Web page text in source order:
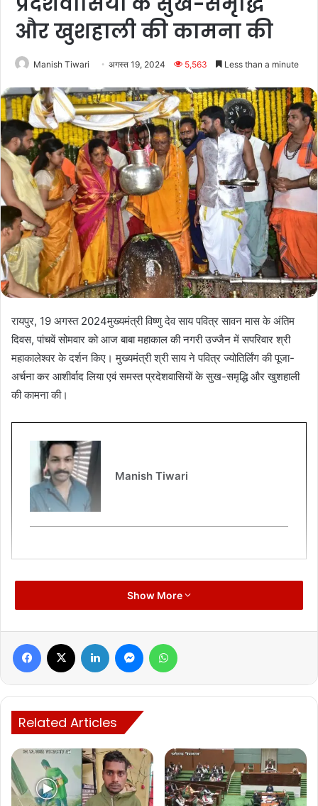
और खुशहाली की कामना की
Manish Tiwari अगस्त 19, 2024 5,563 Less than a minute
रायपुर, 19 अगस्त 2024मुख्यमंत्री विष्णु देव साय पवित्र सावन मास के अंतिम
दिवस, पांचवें सोमवार को आज बाबा महाकाल की नगरी उज्जैन में सपरिवार श्री
महाकालेश्वर के दर्शन किए। मुख्यमंत्री श्री साय ने पवित्र ज्योतिर्लिंग की पूजा-
अर्चना कर आशीर्वाद लिया एवं समस्त प्रदेशवासियों के सुख-समृद्धि और खुशहाली
की कामना की।
Manish Tiwari
Show More
Facebook LinkedIn Messenger
Related Articles